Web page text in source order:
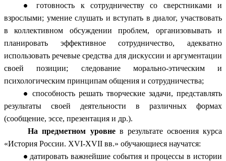
готовность к сотрудничеству со сверстниками и
взрослыми; умение слушать и вступать в диалог, участвовать
в коллективном обсуждении проблем, организовывать и
планировать эффективное сотрудничество, адекватно
использовать речевые средства для дискуссии и аргументации
своей позиции; следование морально-этическим и
психологическим принципам общения и сотрудничества;
способность решать творческие задачи, представлять
результаты своей деятельности в различных формах
(сообщение, эссе, презентация и др.).
На предметном уровнев результате освоения курса
«История России. XVI-XVII вв.» обучающиеся научатся:
датировать важнейшие события и процессы в истории